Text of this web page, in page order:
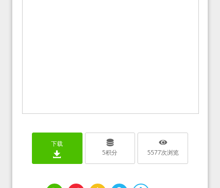
下载
5积分 5577次浏览